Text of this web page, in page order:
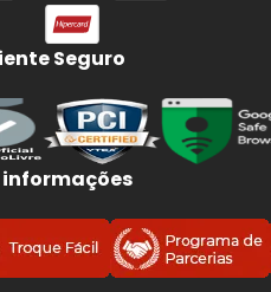
Seguro
informações